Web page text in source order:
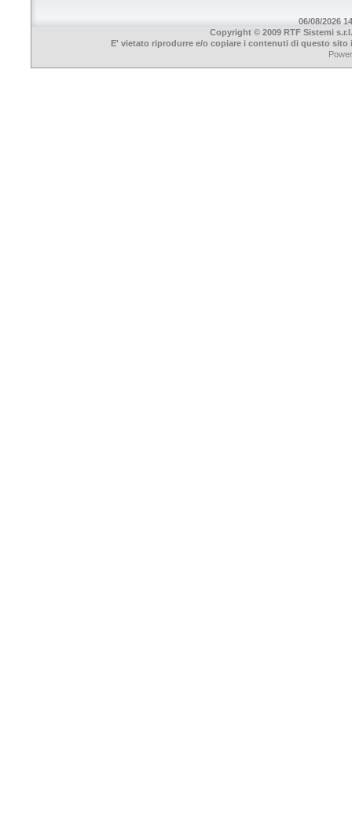
06/08/2026
Copyright © 2009 RTF Sistemi
E' vietato riprodurre e/o copiare i contenuti di questo